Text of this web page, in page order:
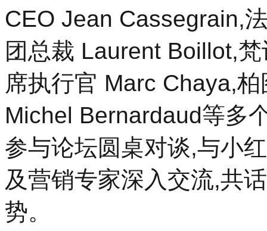
de
Mains(中
法
CEO Jean Cassegrain,
团总裁 Laurent Boillot,
席执行官 Marc Chaya,
Michel Bernardaud等多
参与论坛圆桌对谈,与小
及营销专家深入交流,共
势。